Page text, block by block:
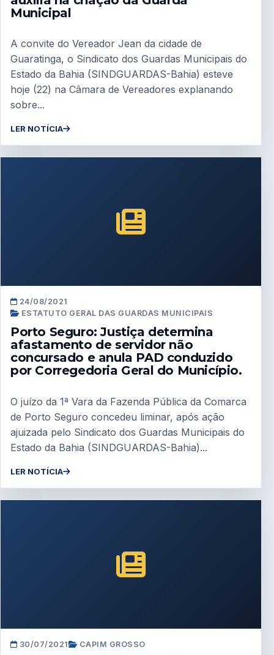
Municipal
A convite do Vereador Jean da cidade de
Guaratinga, o Sindicato dos Guardas Municipais do
Estado da Bahia (SINDGUARDAS-Bahia) esteve
hoje (22) na Câmara de Vereadores explanando
sobre...
LER NOTÍCIA
24/08/2021
ESTATUTO GERAL DAS GUARDAS MUNICIPAIS
Porto Seguro: Justiça determina
afastamento de servidor não
concursado e anula PAD conduzido
por Corregedoria Geral do Município.
O juízo da 1ª Vara da Fazenda Pública da Comarca
de Porto Seguro concedeu liminar, após ação
ajuizada pelo Sindicato dos Guardas Municipais do
Estado da Bahia (SINDGUARDAS-Bahia)...
LER NOTÍCIA
30/07/2021 CAPIM GROSSO